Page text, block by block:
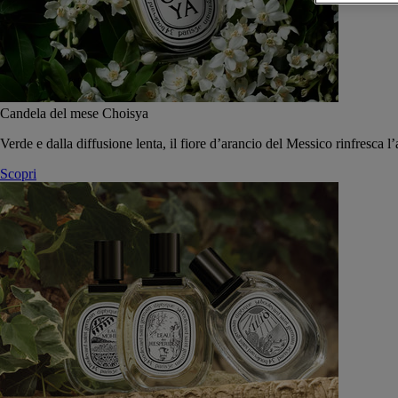
Candela del mese Choisya
Verde e dalla diffusione lenta, il fiore d’arancio del Messico rinfresca
Scopri